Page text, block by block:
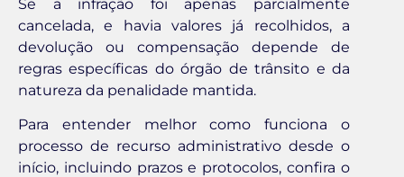
Se a infração foi apenas parcialmente
cancelada, e havia valores já recolhidos, a
devolução ou compensação depende de
regras específicas do órgão de trânsito e da
natureza da penalidade mantida.
Para entender melhor como funciona o
processo de recurso administrativo desde o
início, incluindo prazos e protocolos, confira o